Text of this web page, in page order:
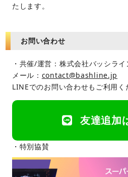
たします。
お問い合わせ
・共催/運営：株式会社バッシライ
メール： contact@bashline.jp
LINEでのお問い合わせもご利用く
友達追加
・特別協賛